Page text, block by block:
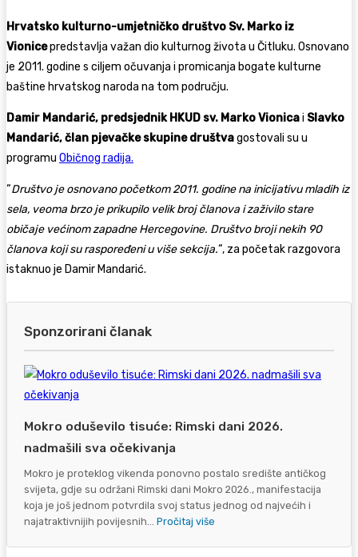
Hrvatsko kulturno-umjetničko društvo Sv. Marko iz
Vionicepredstavlja važan dio kulturnog života u Čitluku. Osnovano
je 2011. godine s ciljem očuvanja i promicanja bogate kulturne
baštine hrvatskog naroda na tom području.
Damir Mandarić, predsjednik HKUD sv. Marko Vionicai Slavko
Mandarić, član pjevačke skupine društvagostovali su u
programu Običnog radija.
“Društvo je osnovano početkom 2011. godine na inicijativu mladih iz
sela, veoma brzo je prikupilo velik broj članova i zaživilo stare
običaje većinom zapadne Hercegovine. Društvo broji nekih 90
članova koji su raspoređeni u više sekcija.“, za početak razgovora
istaknuo je Damir Mandarić.
Sponzorirani članak
Mokro oduševilo tisuće: Rimski dani 2026.
nadmašili sva očekivanja
Mokro je proteklog vikenda ponovno postalo središte antičkog
svijeta, gdje su održani Rimski dani Mokro 2026., manifestacija
koja je još jednom potvrdila svoj status jednog od najvećih i
najatraktivnijih povijesnih... Pročitaj više